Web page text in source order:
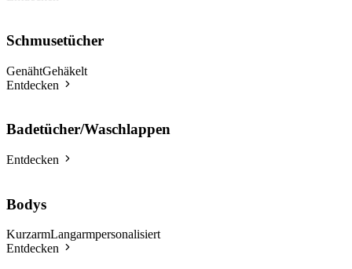
Schmusetücher
GenähtGehäkelt
Entdecken
Badetücher/Waschlappen
Entdecken
Bodys
KurzarmLangarmpersonalisiert
Entdecken